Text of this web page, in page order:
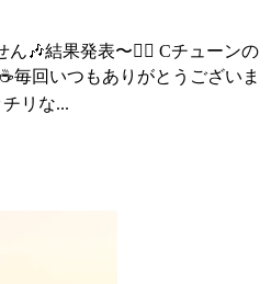
🎶結果発表〜🙋‍♂️ Cチューンの
毎回いつもありがとうございま
リな...